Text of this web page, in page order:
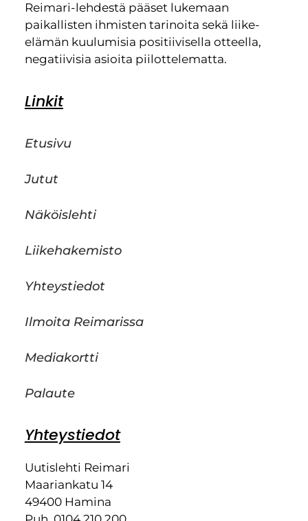
Reimari-lehdestä pääset lukemaan
paikallisten ihmisten tarinoita sekä liike-
elämän kuulumisia positiivisella otteella,
negatiivisia asioita piilottelematta.
Linkit
Etusivu
Jutut
Näköislehti
Liikehakemisto
Yhteystiedot
Ilmoita Reimarissa
Mediakortti
Palaute
Yhteystiedot
Uutislehti Reimari
Maariankatu 14
49400 Hamina